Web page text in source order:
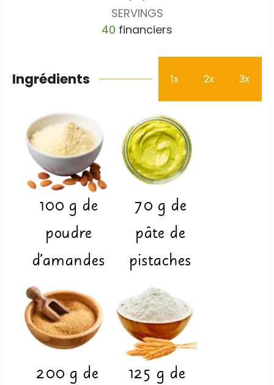
SERVINGS
40 financiers
Ingrédients 1x 2x 3x
100 g de
poudre
d'amandes
70 g de
pâte de
pistaches
200 g de
125 g de